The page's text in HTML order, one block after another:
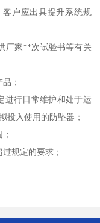
户应出具提升系统规
厂家**次试验书等有关
；
进行日常维护和处于运
投入使用的防坠器；
规定的要求；